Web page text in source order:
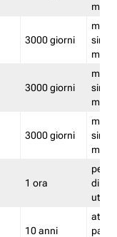
3000 giorni
3000 giorni
3000 giorni
1 ora
di un
10 anni
attiva